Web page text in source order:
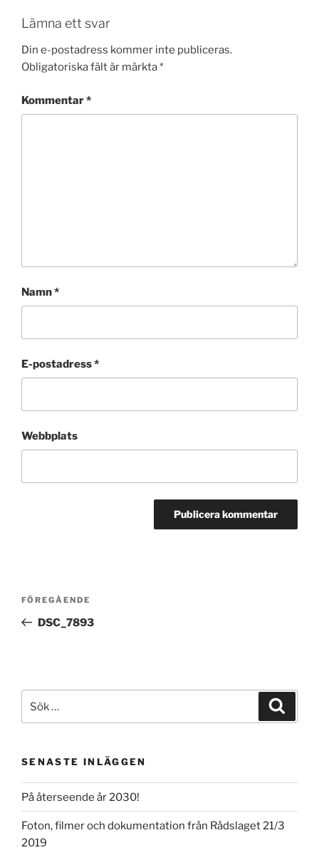
Lämna ett svar
Din e-postadress kommer inte publiceras.
Obligatoriska fält är märkta*
Kommentar*
Namn*
E-postadress*
Webbplats
Inläggsnavigering
Föregående
inlägg
FÖREGÅENDE
DSC_7893
efter:
SENASTE INLÄGGEN
På återseende år 2030!
Foton, filmer och dokumentation från Rådslaget 21/3
2019